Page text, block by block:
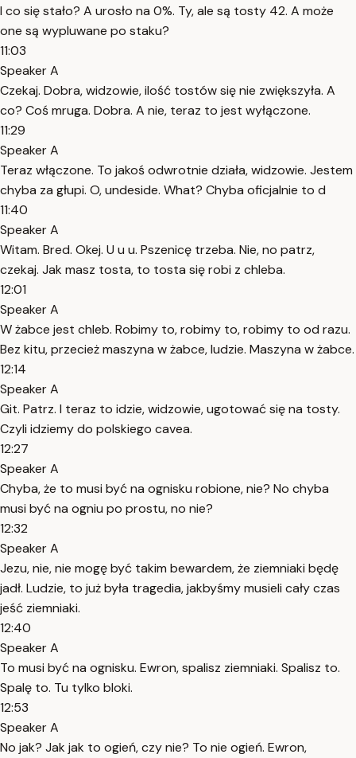
I co się stało? A urosło na 0%. Ty, ale są tosty 42. A może
one są wypluwane po staku?
11:03
Speaker A
Czekaj. Dobra, widzowie, ilość tostów się nie zwiększyła. A
co? Coś mruga. Dobra. A nie, teraz to jest wyłączone.
11:29
Speaker A
Teraz włączone. To jakoś odwrotnie działa, widzowie. Jestem
chyba za głupi. O, undeside. What? Chyba oficjalnie to d
11:40
Speaker A
Witam. Bred. Okej. U u u. Pszenicę trzeba. Nie, no patrz,
czekaj. Jak masz tosta, to tosta się robi z chleba.
12:01
Speaker A
W żabce jest chleb. Robimy to, robimy to, robimy to od razu.
Bez kitu, przecież maszyna w żabce, ludzie. Maszyna w żabce.
12:14
Speaker A
Git. Patrz. I teraz to idzie, widzowie, ugotować się na tosty.
Czyli idziemy do polskiego cavea.
12:27
Speaker A
Chyba, że to musi być na ognisku robione, nie? No chyba
musi być na ogniu po prostu, no nie?
12:32
Speaker A
Jezu, nie, nie mogę być takim bewardem, że ziemniaki będę
jadł. Ludzie, to już była tragedia, jakbyśmy musieli cały czas
jeść ziemniaki.
12:40
Speaker A
To musi być na ognisku. Ewron, spalisz ziemniaki. Spalisz to.
Spalę to. Tu tylko bloki.
12:53
Speaker A
No jak? Jak jak to ogień, czy nie? To nie ogień. Ewron,